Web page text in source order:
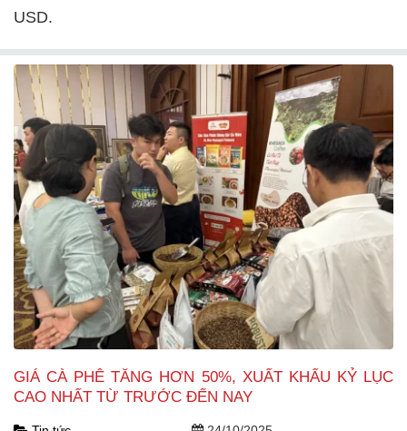
USD.
GIÁ CÀ PHÊ TĂNG HƠN 50%, XUẤT KHẨU KỶ LỤC
CAO NHẤT TỪ TRƯỚC ĐẾN NAY